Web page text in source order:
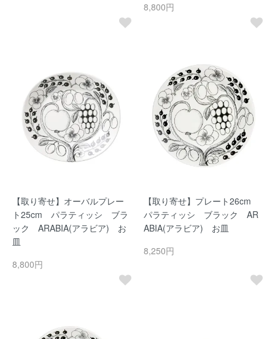
8,800円
【取り寄せ】オーバルプレー
ト25cm パラティッシ ブラ
ック ARABIA(アラビア) お
皿
8,800円
【取り寄せ】プレート26cm
パラティッシ ブラック AR
ABIA(アラビア) お皿
8,250円